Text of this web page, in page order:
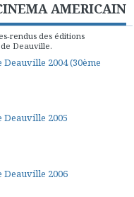
AMERICAIN
rendus des éditions
Deauville.
2004 (30ème
Deauville 2005
Deauville 2006